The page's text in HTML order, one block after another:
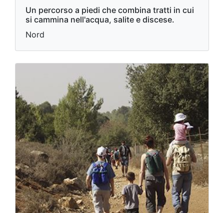
Un percorso a piedi che combina tratti in cui
si cammina nell'acqua, salite e discese.
Nord